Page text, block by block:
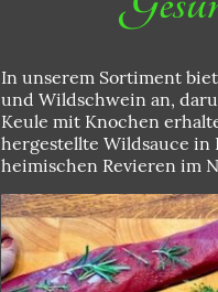
In unserem Sortiment
und Wildschwein an,
Keule mit Knochen
hergestellte Wildsauce in
heimischen Revieren im